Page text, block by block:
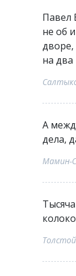
Павел
не об
на два
А
дела,
Мамин-